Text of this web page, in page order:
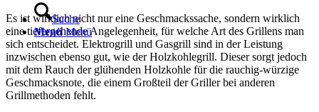
Suche
Menü Menü
Es ist wirklich nicht nur eine Geschmackssache, sondern wirklich
eine tiefergehende Angelegenheit, für welche Art des Grillens man
sich entscheidet. Elektrogrill und Gasgrill sind in der Leistung
inzwischen ebenso gut, wie der Holzkohlegrill. Dieser sorgt jedoch
mit dem Rauch der glühenden Holzkohle für die rauchig-würzige
Geschmacksnote, die einem Großteil der Griller bei anderen
Grillmethoden fehlt.